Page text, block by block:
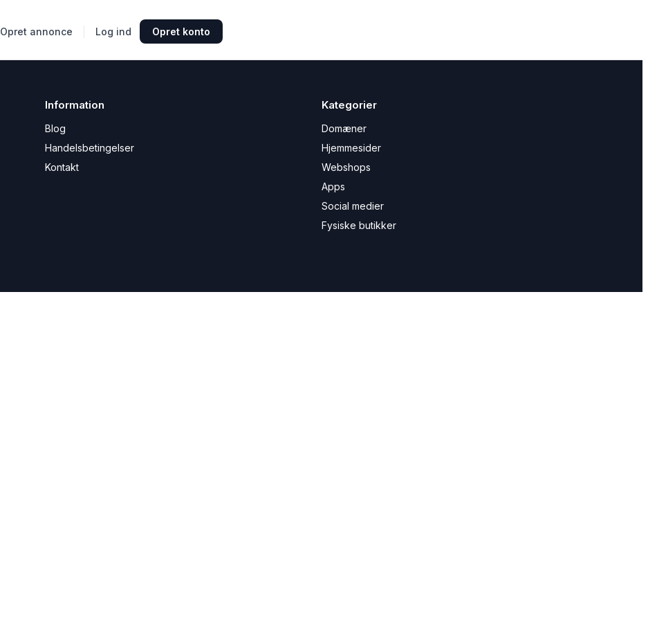
Opret annonce Log ind Opret konto
Information
Blog
Handelsbetingelser
Kontakt
Kategorier
Domæner
Hjemmesider
Webshops
Apps
Social medier
Fysiske butikker